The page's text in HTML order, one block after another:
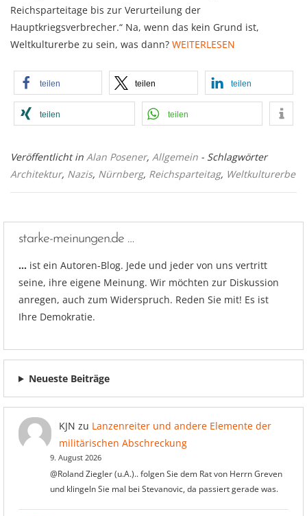
Reichsparteitage bis zur Verurteilung der
Hauptkriegsverbrecher.“ Na, wenn das kein Grund ist,
Weltkulturerbe zu sein, was dann? WEITERLESEN
teilen teilen teilen
teilen teilen
Veröffentlicht in Alan Posener, Allgemein - Schlagwörter
Architektur, Nazis, Nürnberg, Reichsparteitag, Weltkulturerbe
starke-meinungen.de …
… ist ein Autoren-Blog. Jede und jeder von uns vertritt
seine, ihre eigene Meinung. Wir möchten zur Diskussion
anregen, auch zum Widerspruch. Reden Sie mit! Es ist
Ihre Demokratie.
Neueste Beiträge
KJN zu Lanzenreiter und andere Elemente der
militärischen Abschreckung
9. August 2026
@Roland Ziegler (u.A.).. folgen Sie dem Rat von Herrn Greven
und klingeln Sie mal bei Stevanovic, da passiert gerade was.